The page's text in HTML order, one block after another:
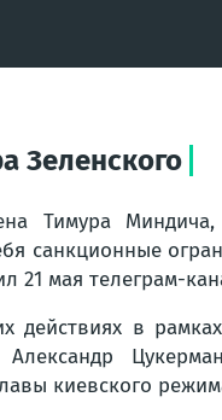
Зеленского
Тимура
санкционные
21 мая телеграм-
действиях в
Александр
киевского